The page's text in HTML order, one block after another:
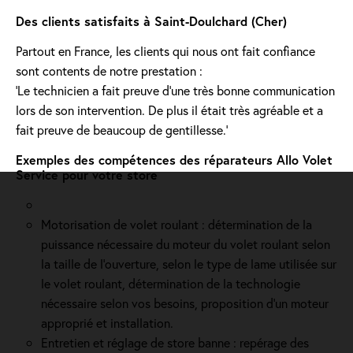
Des clients satisfaits à Saint-Doulchard (Cher)
Partout en France, les clients qui nous ont fait confiance
sont contents de notre prestation :
'Le technicien a fait preuve d’une très bonne communication
lors de son intervention. De plus il était très agréable et a
fait preuve de beaucoup de gentillesse.'
Exemples des compétences des réparateurs Allo Volet
Service pour votre store
Motorisation de volet roulant : détermination de la
puissance nécessaire du moteur du volet roulant selon
la taille de l’ouverture, selon le type de lame utilisée sur
le volet roulant, détermination de la technologie
nécessaire selon vos besoins, proposition d'un moteur
approprié et installation.
Entretien et réglage de store banne : repérage des